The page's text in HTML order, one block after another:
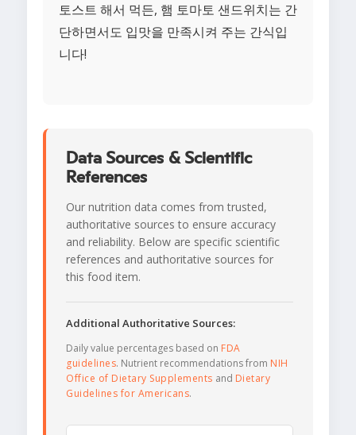
토스트 해서 먹든, 햄 토마토 샌드위치는 간
단하면서도 입맛을 만족시켜 주는 간식입
니다!
Data Sources & Scientific
References
Our nutrition data comes from trusted,
authoritative sources to ensure accuracy
and reliability. Below are specific scientific
references and authoritative sources for
this food item.
Additional Authoritative Sources:
Daily value percentages based on FDA
guidelines. Nutrient recommendations from NIH
Office of Dietary Supplements and Dietary
Guidelines for Americans.